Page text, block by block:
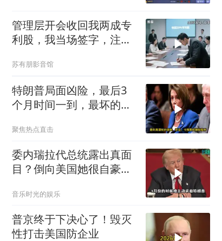
管理层开会收回我两成专
利股，我当场签字，注销
苏有朋影音馆
特朗普局面凶险，最后3
个月时间一到，最坏的结
聚焦热点直击
委内瑞拉代总统露出真面
目？倒向美国她很自豪
总统罗德里格斯竟突然开
炮怒点马杜罗，扬言马杜
罗的外交政策简直
音乐时光的娱乐
普京终于下决心了！毁灭
性打击美国防企业